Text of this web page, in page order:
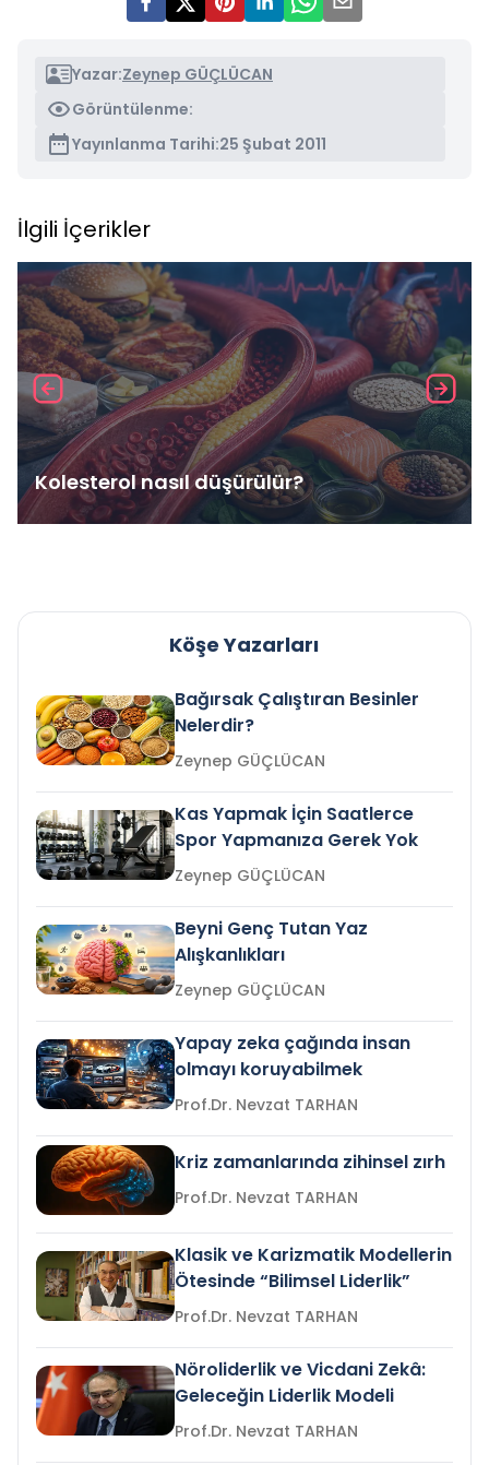
Yazar:Zeynep GÜÇLÜCAN
Görüntülenme:
Yayınlanma Tarihi:25 Şubat 2011
İlgili İçerikler
Kolesterol nasıl düşürülür?
Köşe Yazarları
Bağırsak Çalıştıran Besinler
Nelerdir?
Zeynep GÜÇLÜCAN
Kas Yapmak İçin Saatlerce
Spor Yapmanıza Gerek Yok
Zeynep GÜÇLÜCAN
Beyni Genç Tutan Yaz
Alışkanlıkları
Zeynep GÜÇLÜCAN
Yapay zeka çağında insan
olmayı koruyabilmek
Prof.Dr. Nevzat TARHAN
Kriz zamanlarında zihinsel zırh
Prof.Dr. Nevzat TARHAN
Klasik ve Karizmatik Modellerin
Ötesinde “Bilimsel Liderlik”
Prof.Dr. Nevzat TARHAN
Nöroliderlik ve Vicdani Zekâ:
Geleceğin Liderlik Modeli
Prof.Dr. Nevzat TARHAN